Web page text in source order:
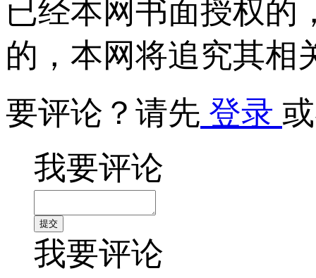
已经本网书面授权的
的，本网将追究其相
要评论？请先 登录
我要评论
我要评论